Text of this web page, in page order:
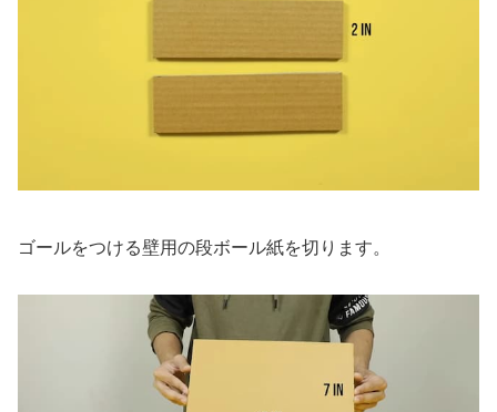
ゴールをつける壁用の段ボール紙を切ります。